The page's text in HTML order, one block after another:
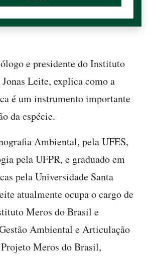
e presidente do Instituto
Leite, explica como a
é um instrumento importante
da espécie.
Ambiental, pela UFES,
pela UFPR, e graduado em
pela Universidade Santa
atualmente ocupa o cargo de
Meros do Brasil e
Ambiental e Articulação
Meros do Brasil,